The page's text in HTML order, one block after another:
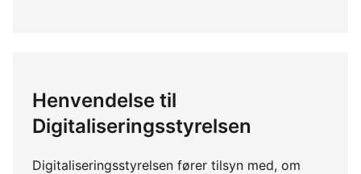
Henvendelse til
Digitaliseringsstyrelsen
Digitaliseringsstyrelsen fører tilsyn med, om